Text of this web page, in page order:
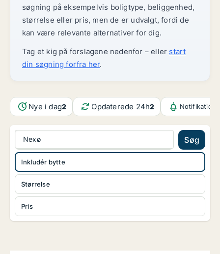
søgning på eksempelvis boligtype, beliggenhed,
størrelse eller pris, men de er udvalgt, fordi de
kan være relevante alternativer for dig.
Tag et kig på forslagene nedenfor – eller start
din søgning forfra her.
Nye i dag2 Opdaterede 24h2
Nexø Søg
Størrelse
Pris
Inkludér bytte